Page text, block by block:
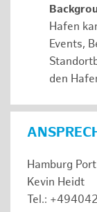
Hafen
Events,
den
Hamburg
Kevin Heidt
Tel.: